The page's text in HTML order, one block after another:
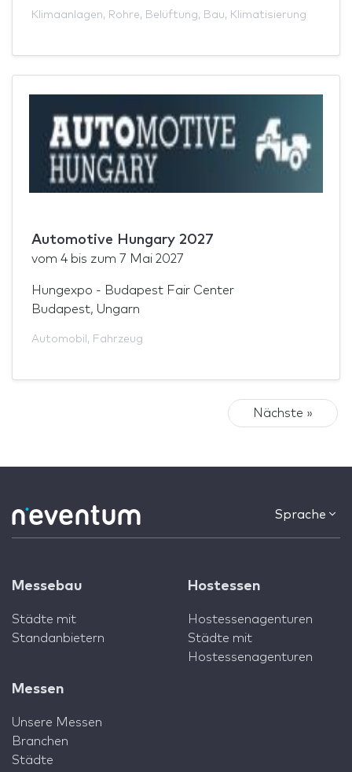
Klimaanlagen, Rohre, Belüftung, Bau, Klimatisierung
Automotive Hungary 2027
vom 4 bis zum 7 Mai 2027
Hungexpo - Budapest Fair Center
Budapest, Ungarn
Automobil , Fahrzeug
Nächste »
Sprache
Messebau
Städte mit
Standanbietern
Hostessen
Hostessenagenturen
Städte mit
Hostessenagenturen
Messen
Unsere Messen
Branchen
Städte